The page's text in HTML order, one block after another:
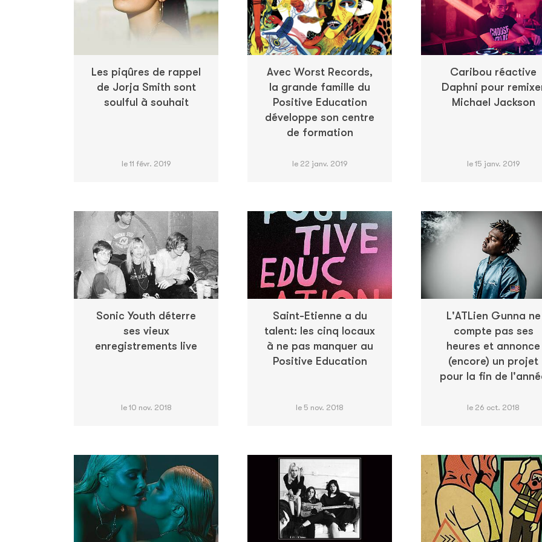
Les piqûres de rappel
de Jorja Smith sont
soulful à souhait
le 11 févr. 2019
Avec Worst Records,
la grande famille du
Positive Education
développe son centre
de formation
le 22 janv. 2019
Caribou réactive
Daphni pour
Michael Jackson
le 15 janv. 2019
Sonic Youth déterre
ses vieux
enregistrements live
le 10 nov. 2018
Saint-Etienne a du
talent: les cinq locaux
à ne pas manquer au
Positive Education
le 5 nov. 2018
L'ATLien Gunna ne
compte pas ses
heures et annonce
(encore) un projet
pour la fin de
le 26 oct. 2018